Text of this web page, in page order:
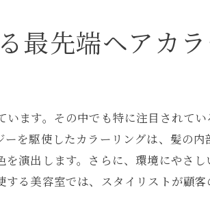
！北九州市のおすすめヘアカラーサロ
トとは？専門家がアドバイス
び！予約前に確認すべきこと
の見つけ方
秘密に迫る！
心者向け美容室ガイド
美容室で個性を引き出すヘアカラー体
最先端ヘアカ
ます。その中でも特に注目されて
を駆使したカラーリングは、髪の
演出します。さらに、環境にやさ
る美容室では、スタイリストが顧